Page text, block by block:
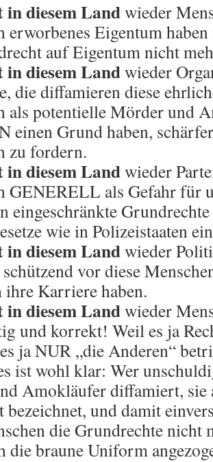
in diesem Landwieder
erworbenes Eigentum
auf Eigentum nicht
in diesem Landwieder
die diffamieren diese
als potentielle Mörder und
einen Grund haben,
zu fordern.
in diesem Landwieder
GENERELL als Gefahr für
eingeschränkte
wie in Polizeistaaten
in diesem Landwieder
vor diese
Karriere haben.
in diesem Landwieder
und korrekt! Weil es ja
ja NUR „die Anderen“
ist wohl klar: Wer
Amokläufer diffamiert, sie
bezeichnet, und damit
die Grundrechte nicht
die braune Uniform